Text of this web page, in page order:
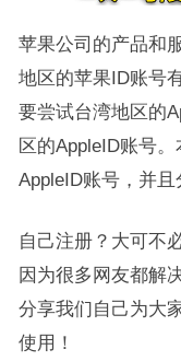
苹果公司的产品和
地区的苹果ID账号
要尝试台湾地区的
区的AppleID账号
AppleID账号，并且
自己注册？大可不
因为很多网友都解
分享我们自己为大
使用！